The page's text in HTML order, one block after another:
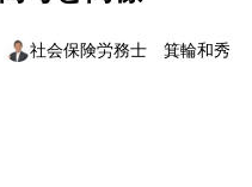
社会保険労務士 箕輪和秀